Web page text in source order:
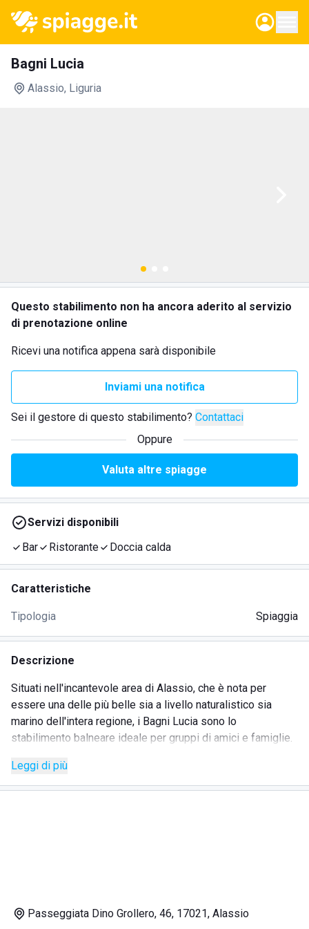
Bagni Lucia
Alassio, Liguria
Questo stabilimento non ha ancora aderito al servizio
di prenotazione online
Ricevi una notifica appena sarà disponibile
Inviami una notifica
Sei il gestore di questo stabilimento? Contattaci
Oppure
Valuta altre spiagge
Servizi disponibili
Bar
Ristorante Doccia calda
Caratteristiche
Tipologia Spiaggia
Descrizione
Situati nell'incantevole area di Alassio, che è nota per
essere una delle più belle sia a livello naturalistico sia
marino dell'intera regione, i Bagni Lucia sono lo
stabilimento balneare ideale per gruppi di amici e famiglie.
questo lido troverete una spiaggia strutturata e organizzata
alla perfezione: la mission di personale e gestori, infatti, è
ligure attira centinaia di migliaia di persone e in particolare,
Leggi di più
Passeggiata Dino Grollero, 46, 17021, Alassio